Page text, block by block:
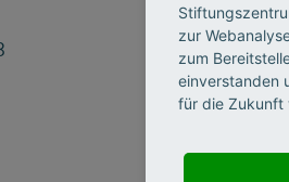
zur
zum
einverstanden
für die Zukunft